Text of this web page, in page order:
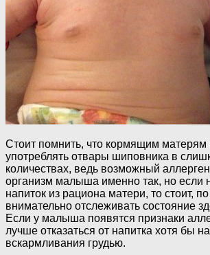
Стоит помнить, что кормящим матерям
употреблять отвары шиповника в
количествах, ведь возможный
организм малыша именно так, но если
напиток из рациона матери, то стоит,
внимательно отслеживать состояние
Если у малыша появятся признаки
лучше отказаться от напитка хотя бы
вскармливания грудью.